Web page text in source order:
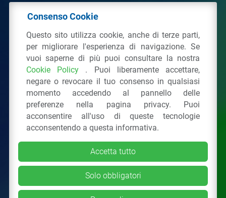
Plastiche da Riciclo
C.F. 97381090154
Via San Vittore 36 20123Milano (MI)
Tel.: 02 43928225.
Tutti i diritti riservati Privacy Policy &Cookie
Consenso Cookie
Questo sito utilizza cookie, anche di terze parti,
per migliorare l'esperienza di navigazione. Se
vuoi saperne di più puoi consultare la nostra
Cookie Policy . Puoi liberamente accettare,
negare o revocare il tuo consenso in qualsiasi
momento accedendo al pannello delle
preferenze nella pagina privacy. Puoi
acconsentire all'uso di queste tecnologie
acconsentendo a questa informativa.
Accetta tutto
Solo obbligatori